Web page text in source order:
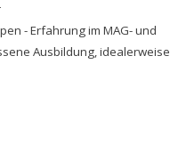
- Erfahrung im MAG- und
Ausbildung, idealerweise